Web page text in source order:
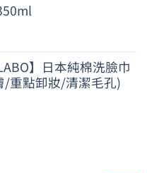
：
。
】日本純棉洗臉巾
/重點卸妝/清潔毛孔)